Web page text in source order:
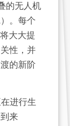
的无人机
。每个
大大提
性，并
的新阶
进行生
来